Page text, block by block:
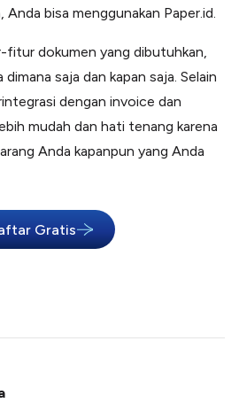
Anda bisa menggunakan Paper.id.
fitur dokumen yang dibutuhkan,
saja dan kapan saja. Selain
dengan invoice dan
mudah dan hati tenang karena
Anda kapanpun yang Anda
Gratis